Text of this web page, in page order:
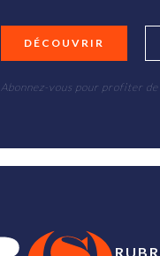
DÉCOUVRIR
Abonnez-vous pour profiter